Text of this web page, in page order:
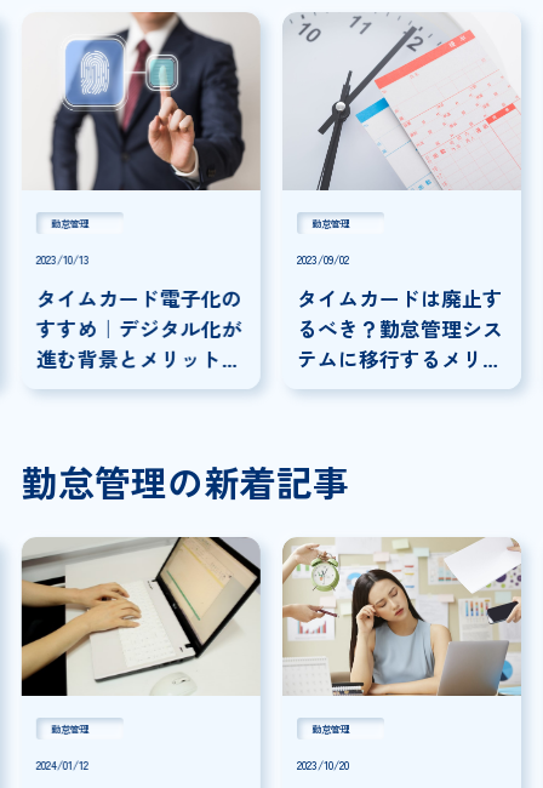
勤怠管理
2023/10/13
タイムカード電子化の
すすめ｜デジタル化が
進む背景とメリット・
デメリット
勤怠管理
2023/09/02
タイムカードは廃止す
るべき？勤怠管理シス
テムに移行するメリッ
ト・デメリットを解説
勤怠管理の新着記事
勤怠管理
2024/01/12
勤怠管理
2023/10/20